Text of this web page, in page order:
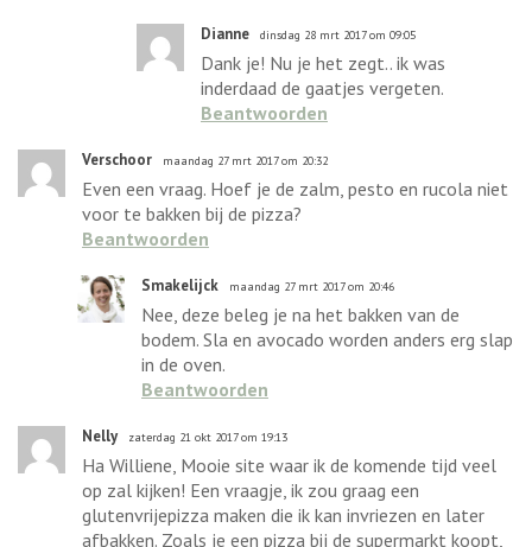
Dianne dinsdag 28 mrt 2017 om 09:05
Dank je! Nu je het zegt.. ik was
inderdaad de gaatjes vergeten.
Beantwoorden
Verschoor maandag 27 mrt 2017 om 20:32
Even een vraag. Hoef je de zalm, pesto en rucola niet
voor te bakken bij de pizza?
Beantwoorden
Smakelijck maandag 27 mrt 2017 om 20:46
Nee, deze beleg je na het bakken van de
bodem. Sla en avocado worden anders erg slap
in de oven.
Beantwoorden
Nelly zaterdag 21 okt 2017 om 19:13
Ha Williene, Mooie site waar ik de komende tijd veel
op zal kijken! Een vraagje, ik zou graag een
glutenvrijepizza maken die ik kan invriezen en later
afbakken. Zoals je een pizza bij de supermarkt koopt,